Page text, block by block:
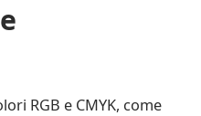
RGB e CMYK, come